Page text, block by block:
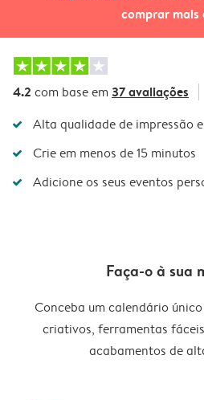
comprar mais
4.2 com base em 37 avaliações
Alta qualidade de impressão
Crie em menos de 15 minutos
Adicione os seus eventos
Faça-o à sua
Conceba um calendário
criativos, ferramentas
acabamentos de